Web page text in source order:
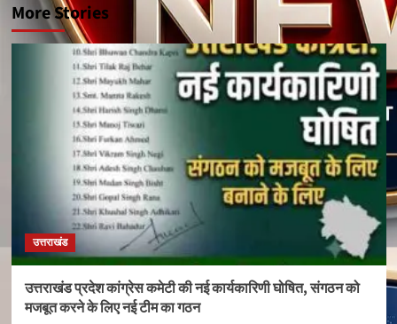
More Stories
उत्तराखंड
उत्तराखंड प्रदेश कांग्रेस कमेटी की नई कार्यकारिणी घोषित, संगठन को
मजबूत करने के लिए नई टीम का गठन